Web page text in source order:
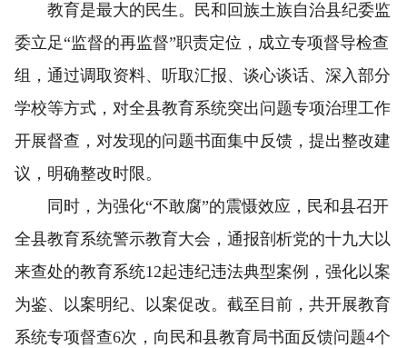
教育是最大的民生。民和回族土族自治县纪委监
委立足“监督的再监督”职责定位，成立专项督导检查
组，通过调取资料、听取汇报、谈心谈话、深入部分
学校等方式，对全县教育系统突出问题专项治理工作
开展督查，对发现的问题书面集中反馈，提出整改建
议，明确整改时限。
同时，为强化“不敢腐”的震慑效应，民和县召开
全县教育系统警示教育大会，通报剖析党的十九大以
来查处的教育系统12起违纪违法典型案例，强化以案
为鉴、以案明纪、以案促改。截至目前，共开展教育
系统专项督查6次，向民和县教育局书面反馈问题4个